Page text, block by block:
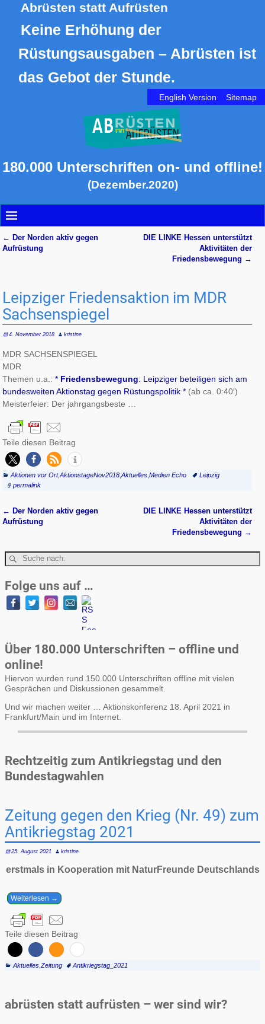
Abrüsten statt Aufrüsten
Keine Erhöhung der
Rüstungsausgaben – Abrüsten ist
das Gebot der Stunde.
English Version Sitemap
180.000 Unterschriften on- und offline!
(Dezember.2020)
Artikelnavigation
← Der Norden aktiv gegen
Aufrüstung
DIE LINKE Hessen unterstützt
Aktivitäten der
Friedensbewegung →
Leipziger Friedensaktion im MDR
Sachsenspiegel
4. November 2018 kristine
MDR SACHSENSPIEGEL
MDR
Themen u.a.:* Friedensbewegung: Leipziger beteiligen sich am
bundesweiten Aktionstag gegen Rüstungspolitik * (ab ca. 0:40′)
Meisterfeier: Der jahrgangsbeste …
Teile diesen Beitrag
Aktionen vor Ort,AktionstageNov2018 ,Aktuelles ,Medien Echo
Leipzig
permalink
Artikelnavigation
← Der Norden aktiv gegen
Aufrüstung
DIE LINKE Hessen unterstützt
Aktivitäten der
Friedensbewegung →
Folge uns auf …
Über 180.000 Unterschriften – offline und
online!
Hiervon wurden rund 150.000 Unterschriften offline mit vielen
Gesprächen und Diskussionen gesammelt.
Und wir machen weiter … Aktionskonferenz 18. April 2021 in
Frankfurt/Main und im Internet.
Rechtzeitig zum Antikriegstag und den
Bundestagwahlen
Zeitung gegen den Krieg (Nr. 49) zum
Antikriegstag 2021
25. August 2021 kristine
erstmals in Kooperation mit NaturFreunde Deutschlands
Weiterlesen →
Teile diesen Beitrag
Aktuelles, Zeitung Antikriegstag_2021
abrüsten statt aufrüsten – wer sind wir?